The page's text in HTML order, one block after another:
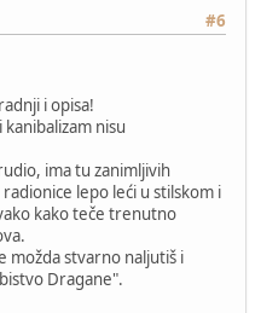
#6
i opisa!
nisu
ima tu zanimljivih
lepo leći u stilskom i
kako teče trenutno
možda stvarno naljutiš i
Dragane".